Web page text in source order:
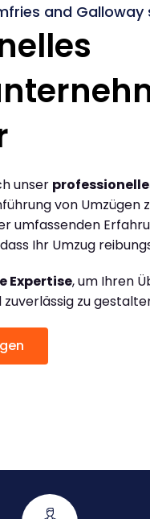
and Galloway
unser
von Umzügen
umfassenden
Ihr Umzug
Expertise, um Ihren
zu